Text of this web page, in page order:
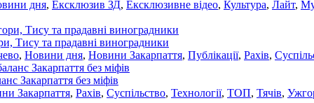
дня, Ексклюзив ЗД, Ексклюзивне відео, Культура, Лайт,
Тису та прадавні виноградники
, Новини дня, Новини Закарпаття, Публікації, Рахів,
Закарпаття без міфів
Закарпаття, Рахів, Суспільство, Технології, ТОП, Тячів,